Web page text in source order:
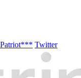
Twitter